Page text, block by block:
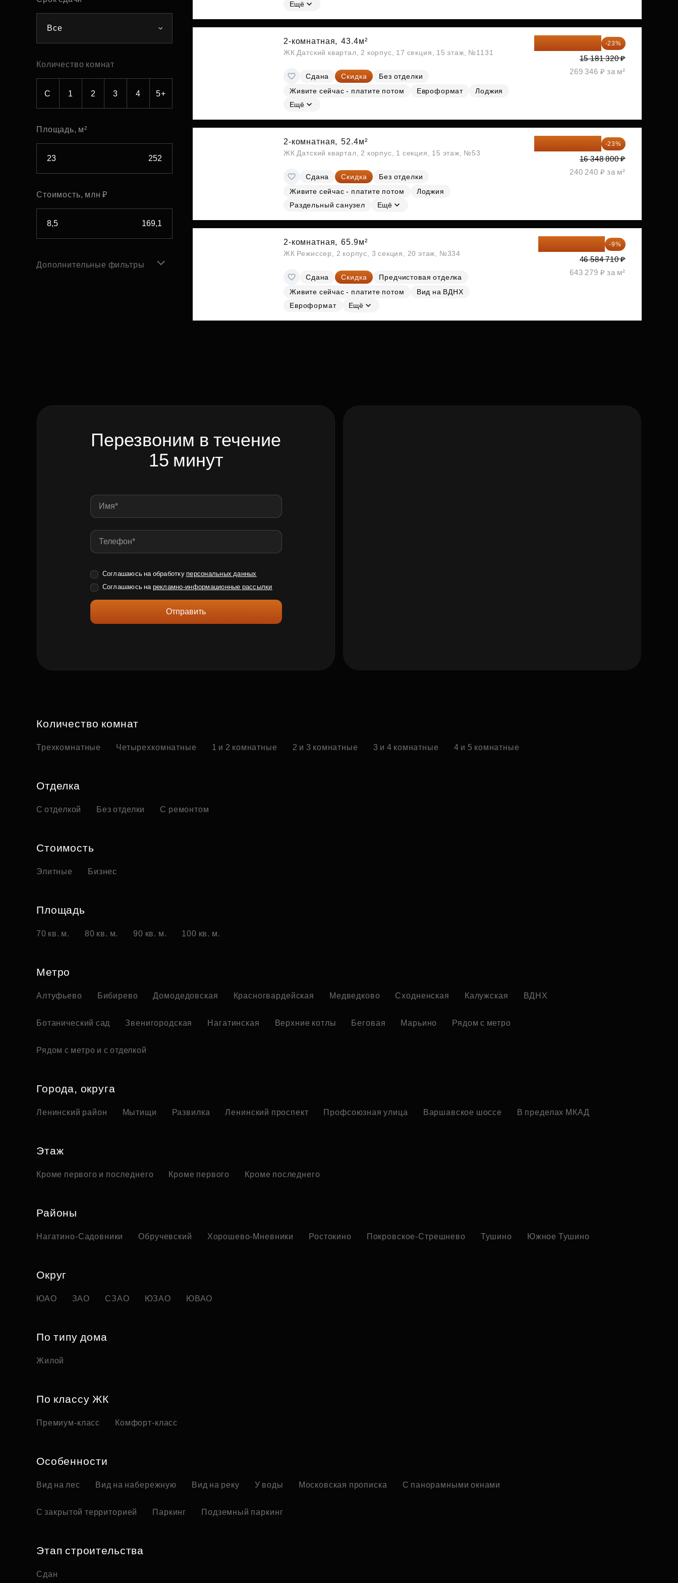
Рефинансирование
Субсидии
Все
Количество комнат
С 1 2 3 4 5+
Площадь, м²
Стоимость, млн ₽
Дополнительные фильтры
Ещё
2-комнатная, 43.4м²
ЖК Датский квартал, 2 корпус, 17 секция, 15 этаж, №1131
Сдана Скидка
Без отделки
Живите сейчас - платите потом
Евроформат
Лоджия
Ещё
-23%
15 181 320 ₽
269 346 ₽ за м²
2-комнатная, 52.4м²
ЖК Датский квартал, 2 корпус, 1 секция, 15 этаж, №53
Сдана Скидка
Без отделки
Живите сейчас - платите потом
Лоджия
Раздельный санузел
Ещё
-23%
16 348 800 ₽
240 240 ₽ за м²
2-комнатная, 65.9м²
ЖК Режиссер, 2 корпус, 3 секция, 20 этаж, №334
Сдана Скидка
Предчистовая отделка
Живите сейчас - платите потом
Вид на ВДНХ
Евроформат
Ещё
42 392 086 ₽ -9%
46 584 710 ₽
643 279 ₽ за м²
Перезвоним в течение
15 минут
Соглашаюсь на обработку персональных данных
Соглашаюсь на рекламно-информационные рассылки
Отправить
Количество комнат
Трехкомнатные Четырехкомнатные 1 и 2 комнатные 2 и 3 комнатные 3 и 4 комнатные 4 и 5 комнатные
Отделка
С отделкой Без отделки С ремонтом
Стоимость
Элитные Бизнес
Площадь
70 кв. м. 80 кв. м. 90 кв. м. 100 кв. м.
Метро
Алтуфьево Бибирево Домодедовская Красногвардейская Медведково Сходненская Калужская ВДНХ
Ботанический сад Звенигородская Нагатинская Верхние котлы Беговая Марьино Рядом с метро
Рядом с метро и с отделкой
Города, округа
Ленинский район Мытищи Развилка Ленинский проспект Профсоюзная улица Варшавское шоссе В пределах МКАД
Этаж
Кроме первого и последнего Кроме первого Кроме последнего
Районы
Нагатино-Садовники Обручевский Хорошево-Мневники Ростокино Покровское-Стрешнево Тушино Южное Тушино
Округ
ЮАО ЗАО СЗАО ЮЗАО ЮВАО
По типу дома
Жилой
По классу ЖК
Премиум-класс Комфорт-класс
Особенности
Вид на лес Вид на набережную Вид на реку У воды Московская прописка С панорамными окнами
С закрытой территорией Паркинг Подземный паркинг
Этап строительства
Сдан